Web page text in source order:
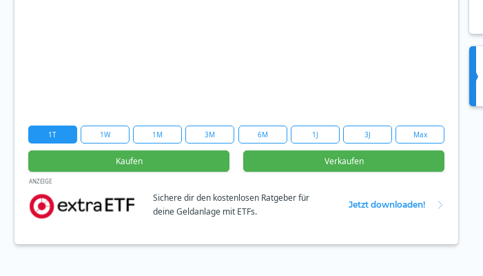
1T 1W 1M 3M 6M 1J 3J Max
Kaufen Verkaufen
ANZEIGE
Sichere dir den kostenlosen Ratgeber für
deine Geldanlage mit ETFs.
Jetzt downloaden!